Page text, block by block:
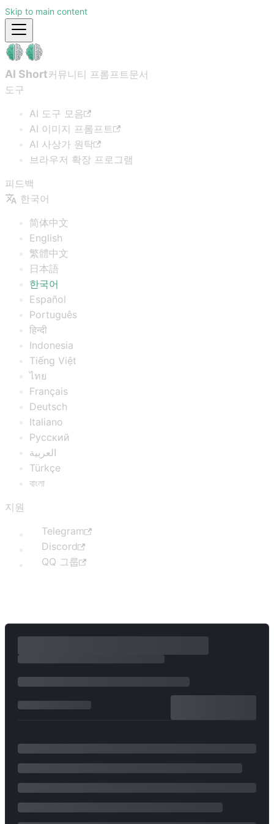
Skip to main content
AI Short커뮤니티 프롬프트문서
도구
AI 도구 모음
AI 이미지 프롬프트
AI 사상가 원탁
브라우저 확장 프로그램
피드백
한국어
简体中文
English
繁體中文
日本語
한국어
Español
Português
हिन्दी
Indonesia
Tiếng Việt
ไทย
Français
Deutsch
Italiano
Русский
العربية
Türkçe
বাংলা
지원
Telegram
Discord
QQ 그룹